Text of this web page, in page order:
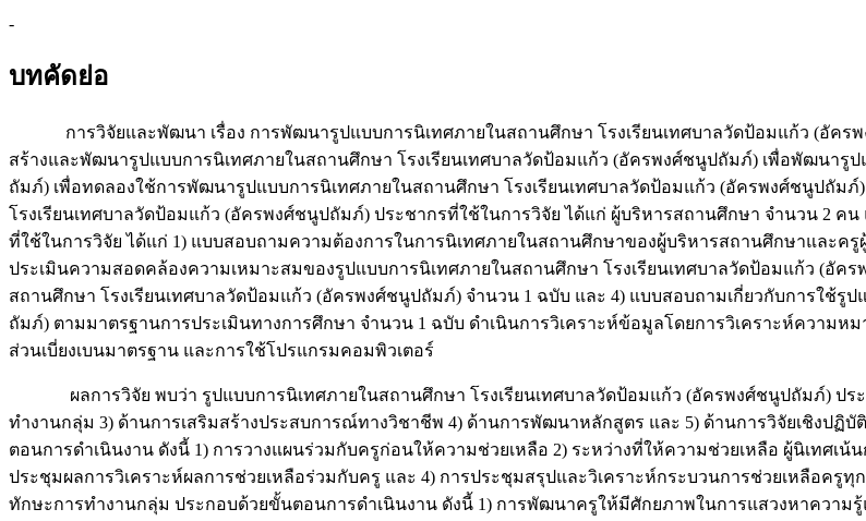
-
บทคัดย่อ
การวิจัยและพัฒนา เรื่อง การพัฒนารูปแบบการนิเทศภายในสถานศึกษา โรงเรียนเทศบาลวัดป้อมแก้ว (อัคร
สร้างและพัฒนารูปแบบการนิเทศภายในสถานศึกษา โรงเรียนเทศบาลวัดป้อมแก้ว (อัครพงศ์ชนูปถัมภ์) เพื่อพัฒนารู
ถัมภ์) เพื่อทดลองใช้การพัฒนารูปแบบการนิเทศภายในสถานศึกษา โรงเรียนเทศบาลวัดป้อมแก้ว (อัครพงศ์ชนูปถัม
โรงเรียนเทศบาลวัดป้อมแก้ว (อัครพงศ์ชนูปถัมภ์) ประชากรที่ใช้ในการวิจัย ได้แก่ ผู้บริหารสถานศึกษา จำนวน 2 คน
ที่ใช้ในการวิจัย ได้แก่ 1) แบบสอบถามความต้องการในการนิเทศภายในสถานศึกษาของผู้บริหารสถานศึกษาและค
ประเมินความสอดคล้องความเหมาะสมของรูปแบบการนิเทศภายในสถานศึกษา โรงเรียนเทศบาลวัดป้อมแก้ว (อั
สถานศึกษา โรงเรียนเทศบาลวัดป้อมแก้ว (อัครพงศ์ชนูปถัมภ์) จำนวน 1 ฉบับ และ 4) แบบสอบถามเกี่ยวกับการใช้รู
ถัมภ์) ตามมาตรฐานการประเมินทางการศึกษา จำนวน 1 ฉบับ ดำเนินการวิเคราะห์ข้อมูลโดยการวิเคราะห์ความ
ส่วนเบี่ยงเบนมาตรฐาน และการใช้โปรแกรมคอมพิวเตอร์
ผลการวิจัย พบว่า รูปแบบการนิเทศภายในสถานศึกษา โรงเรียนเทศบาลวัดป้อมแก้ว (อัครพงศ์ชนูปถัมภ์) ประ
ทำงานกลุ่ม 3) ด้านการเสริมสร้างประสบการณ์ทางวิชาชีพ 4) ด้านการพัฒนาหลักสูตร และ 5) ด้านการวิจัยเชิงปฏิ
ตอนการดำเนินงาน ดังนี้ 1) การวางแผนร่วมกับครูก่อนให้ความช่วยเหลือ 2) ระหว่างที่ให้ความช่วยเหลือ ผู้นิเทศเ
ประชุมผลการวิเคราะห์ผลการช่วยเหลือร่วมกับครู และ 4) การประชุมสรุปและวิเคราะห์กระบวนการช่วยเหลือครู
ทักษะการทำงานกลุ่ม ประกอบด้วยขั้นตอนการดำเนินงาน ดังนี้ 1) การพัฒนาครูให้มีศักยภาพในการแสวงหาความ